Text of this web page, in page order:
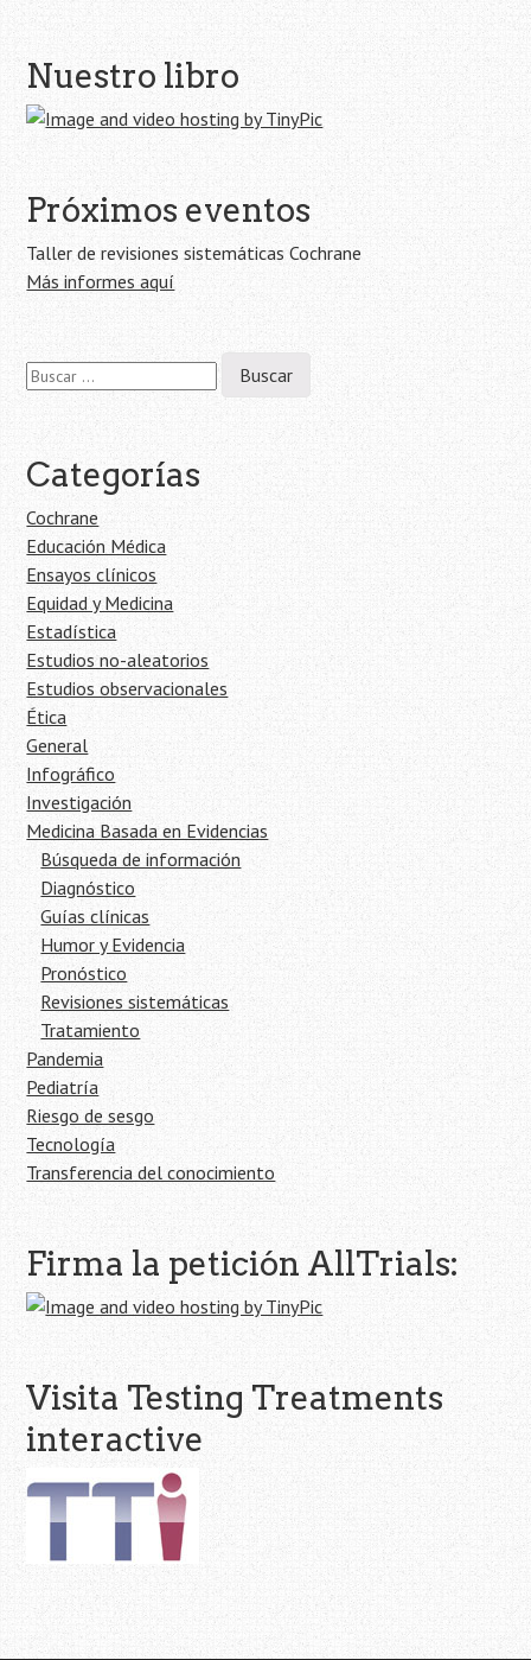
Navegación
de
la
entrada
Nuestro libro
Próximos eventos
Taller de revisiones sistemáticas Cochrane
Más informes aquí
Buscar:
Categorías
Cochrane
Educación Médica
Ensayos clínicos
Equidad y Medicina
Estadística
Estudios no-aleatorios
Estudios observacionales
Ética
General
Infográfico
Investigación
Medicina Basada en Evidencias
Búsqueda de información
Diagnóstico
Guías clínicas
Humor y Evidencia
Pronóstico
Revisiones sistemáticas
Tratamiento
Pandemia
Pediatría
Riesgo de sesgo
Tecnología
Transferencia del conocimiento
Firma la petición AllTrials:
Visita Testing Treatments
interactive